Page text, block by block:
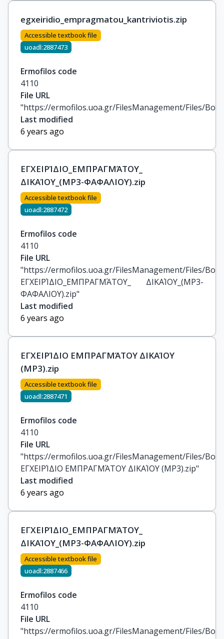
egxeiridio_empragmatou_kantriviotis.zip
Accessible textbook file
uoadl:2887473
Ermofilos code
4110
File URL
"https://ermofilos.uoa.gr/FilesManagement/Files/
Last modified
6 years ago
ΕΓΧΕΙΡΊΔΙΟ_ΕΜΠΡΑΓΜΆΤΟΥ_
ΔΙΚΑΊΟΥ_(MP3-ΦΑΦΑΛΙΟΥ).zip
Accessible textbook file
uoadl:2887472
Ermofilos code
4110
File URL
"https://ermofilos.uoa.gr/FilesManagement/Files/
ΕΓΧΕΙΡΊΔΙΟ_ΕΜΠΡΑΓΜΆΤΟΥ_ ΔΙΚΑΊΟΥ_(MP3-
ΦΑΦΑΛΙΟΥ).zip"
Last modified
6 years ago
ΕΓΧΕΙΡΊΔΙΟ ΕΜΠΡΑΓΜΆΤΟΥ ΔΙΚΑΊΟΥ
(MP3).zip
Accessible textbook file
uoadl:2887471
Ermofilos code
4110
File URL
"https://ermofilos.uoa.gr/FilesManagement/Files/
ΕΓΧΕΙΡΊΔΙΟ ΕΜΠΡΑΓΜΆΤΟΥ ΔΙΚΑΊΟΥ (MP3).zip"
Last modified
6 years ago
ΕΓΧΕΙΡΊΔΙΟ_ΕΜΠΡΑΓΜΆΤΟΥ_
ΔΙΚΑΊΟΥ_(MP3-ΦΑΦΑΛΙΟΥ).zip
Accessible textbook file
uoadl:2887466
Ermofilos code
4110
File URL
"https://ermofilos.uoa.gr/FilesManagement/Files/